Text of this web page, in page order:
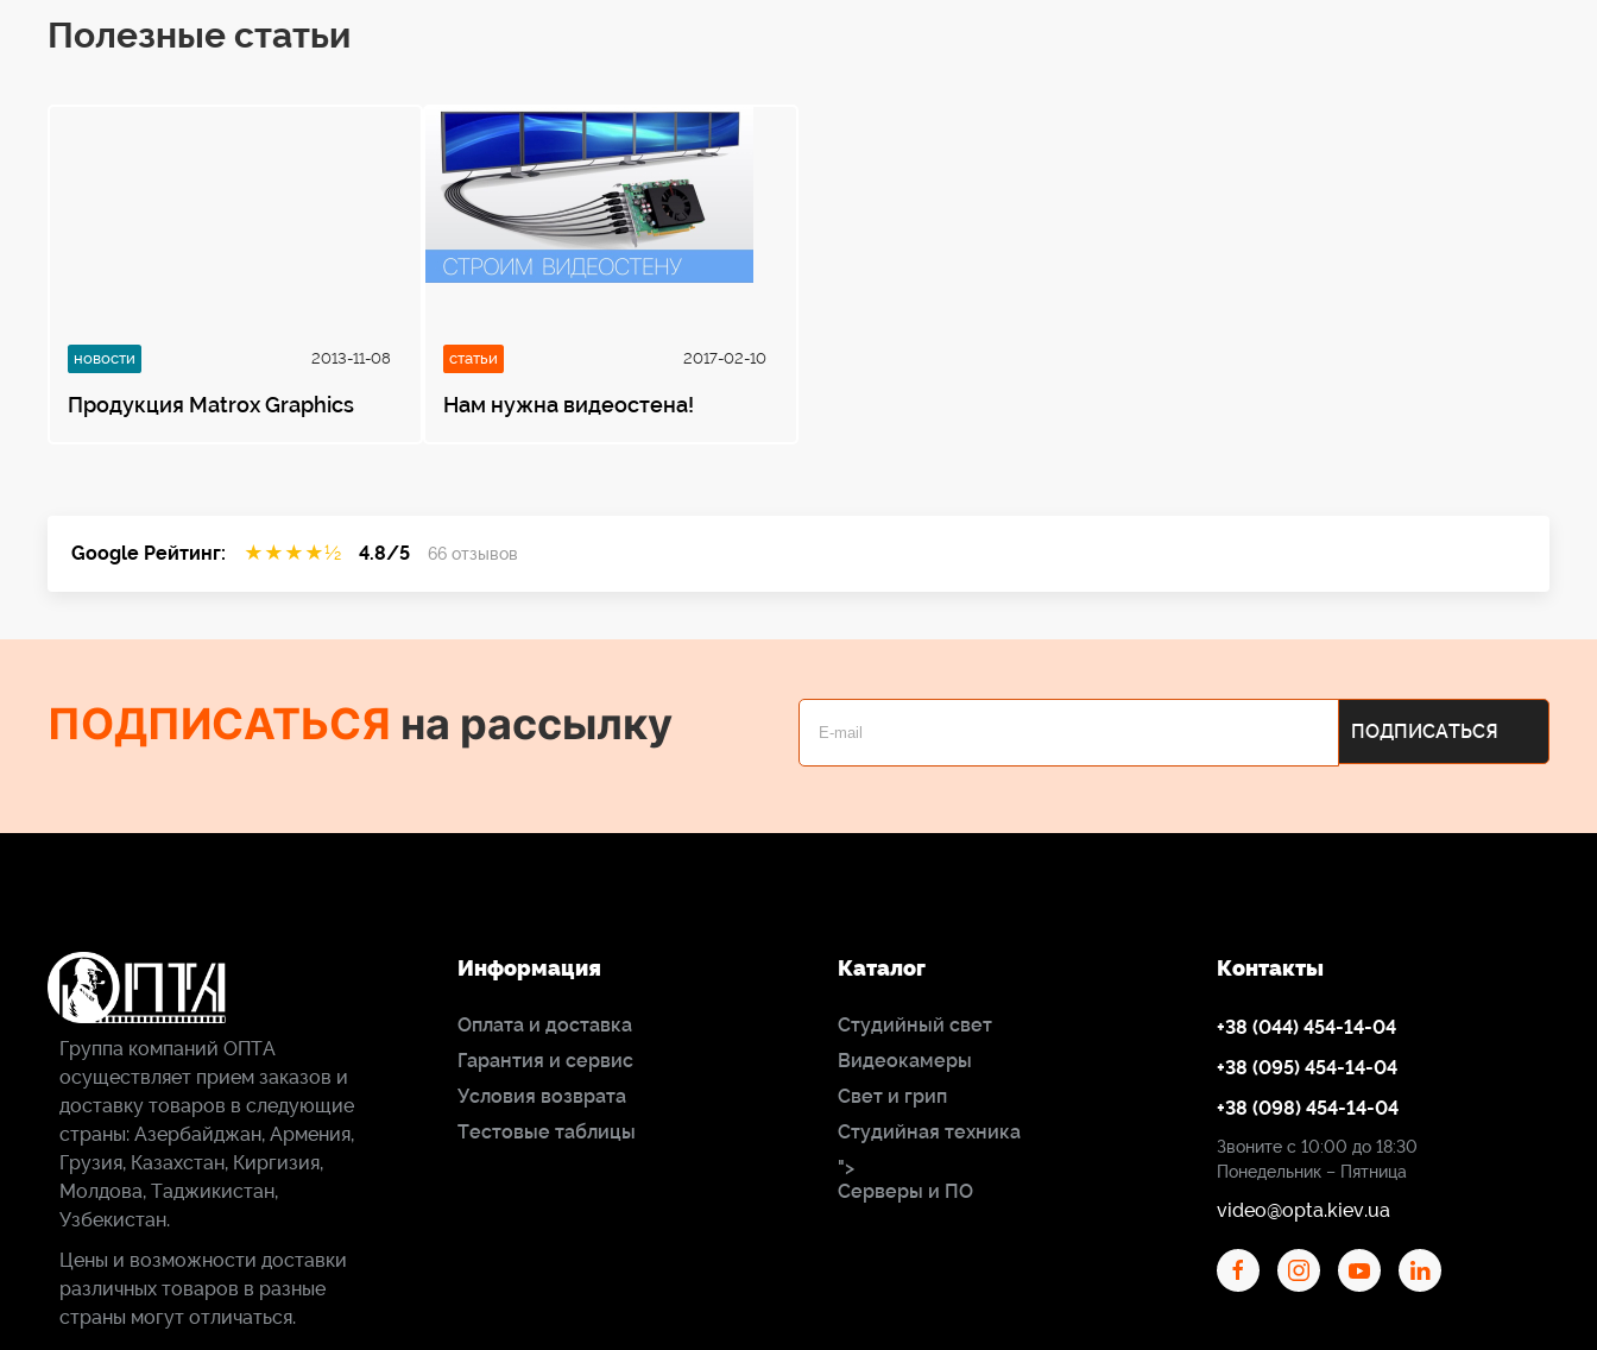
Полезные статьи
новости
Продукция Matrox Graphics
статьи
Нам нужна видеостена!
Google Рейтинг: ★ ★ ★ ★ ½ 4.8/5
ПОДПИСАТЬСЯ на рассылку
Группа компаний ОПТА
осуществляет прием заказов и
доставку товаров в следующие
страны: Азербайджан, Армения,
Грузия, Казахстан, Киргизия,
Молдова, Таджикистан,
Узбекистан.
Цены и возможности доставки
различных товаров в разные
страны могут отличаться.
Информация
Оплата и доставка
Гарантия и сервис
Условия возврата
Тестовые таблицы
Каталог
Студийный свет
Видеокамеры
Свет и грип
Студийная техника
">
Серверы и ПО
Контакты
+38 (044) 454-14-04
+38 (095) 454-14-04
+38 (098) 454-14-04
Звоните с 10:00 до 18:30
Понедельник – Пятница
video@opta.kiev.ua